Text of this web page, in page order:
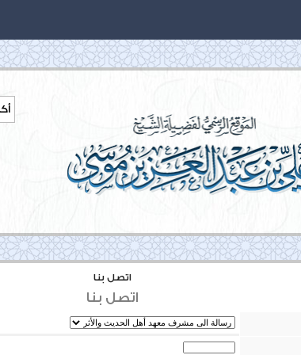
اتصل بنا
اتصل بنا